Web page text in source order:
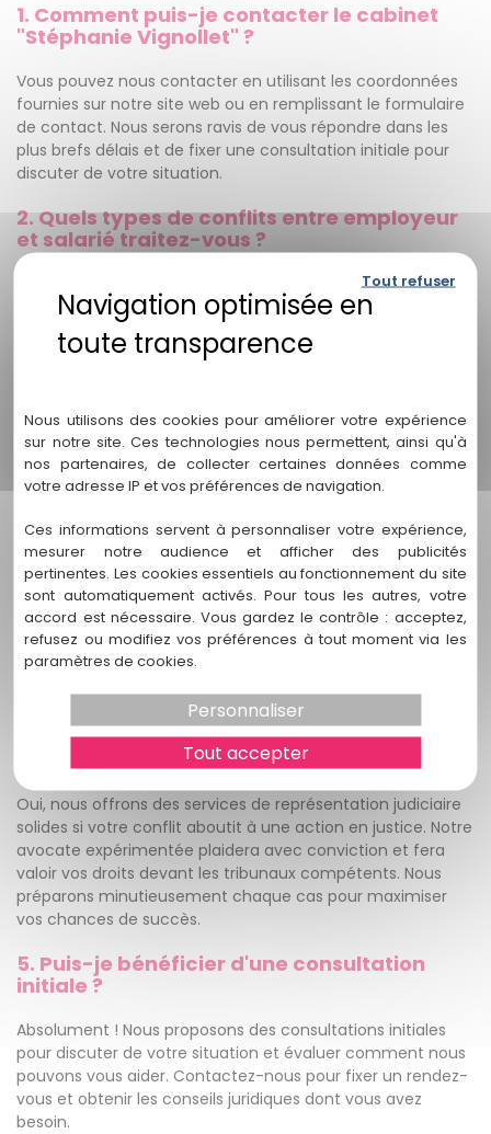
1. Comment puis-je contacter le cabinet
"Stéphanie Vignollet" ?
Vous pouvez nous contacter en utilisant les coordonnées
fournies sur notre site web ou en remplissant le formulaire
de contact. Nous serons ravis de vous répondre dans les
plus brefs délais et de fixer une consultation initiale pour
discuter de votre situation.
2. Quels types de conflits entre employeur
et salarié traitez-vous ?
Chez "Stéphanie Vignollet", nous traitons tous les types de
conflits entre employeur et salarié, qu'il s'agisse de
problèmes de licenciement, de non-respect des contrats
de travail, de harcèlement au travail ou de toute autre
travail et saura vous guider efficacement.
3. Quelle est votre approche dans la
gestion des conflits ?
Nous adoptons une approche personnalisée pour chaque
cas de gestion de conflits entre employeur et salarié. Nous
prenons le temps d'écouter attentivement vos
préoccupations et vos objectifs, afin de développer une
stratégie juridique adaptée à votre situation spécifique.
Notre avocate travaillera en étroite collaboration avec
vous tout au long du processus pour vous offrir un soutien
solide et des résultats optimaux.
4. Proposez-vous des services de
représentation devant les tribunaux ?
Oui, nous offrons des services de représentation judiciaire
solides si votre conflit aboutit à une action en justice. Notre
avocate expérimentée plaidera avec conviction et fera
valoir vos droits devant les tribunaux compétents. Nous
préparons minutieusement chaque cas pour maximiser
vos chances de succès.
5. Puis-je bénéficier d'une consultation
initiale ?
Absolument ! Nous proposons des consultations initiales
pour discuter de votre situation et évaluer comment nous
pouvons vous aider. Contactez-nous pour fixer un rendez-
vous et obtenir les conseils juridiques dont vous avez
besoin.
Nous utilisons des cookies pour améliorer votre expérience
sur notre site. Ces technologies nous permettent, ainsi qu'à
nos partenaires, de collecter certaines données comme
votre adresse IP et vos préférences de navigation.
Ces informations servent à personnaliser votre expérience,
mesurer notre audience et afficher des publicités
pertinentes. Les cookies essentiels au fonctionnement du site
sont automatiquement activés. Pour tous les autres, votre
accord est nécessaire. Vous gardez le contrôle : acceptez,
refusez ou modifiez vos préférences à tout moment via les
paramètres de cookies.
Tout accepter
Tout refuser
Personnaliser